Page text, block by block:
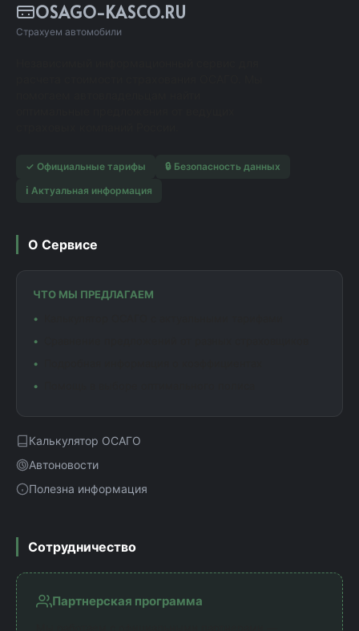
OSAGO-KASCO.RU
Страхуем автомобили
✓ Официальные тарифы
🔒 Безопасность данных
ℹ️ Актуальная информация
О Сервисе
ЧТО МЫ ПРЕДЛАГАЕМ
Калькулятор ОСАГО
Автоновости
Полезна информация
Сотрудничество
Партнерская программа